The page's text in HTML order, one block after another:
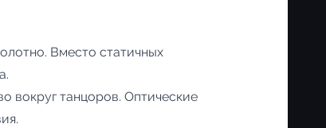
Вместо статичных
вокруг танцоров. Оптические